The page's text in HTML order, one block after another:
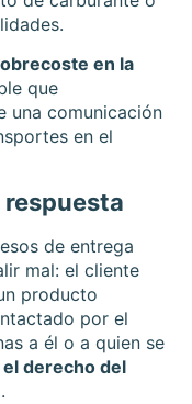
en la
que
una comunicación
en el
respuesta
de entrega
mal: el cliente
producto
por el
a él o a quien se
derecho del
.